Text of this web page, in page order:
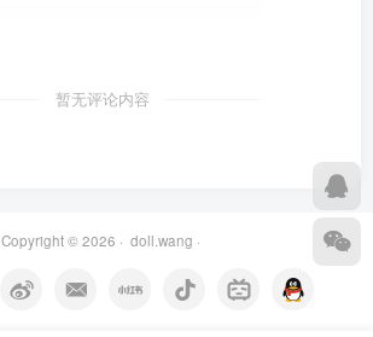
暂无评论内容
Copyright © 2026 · doll.wang ·